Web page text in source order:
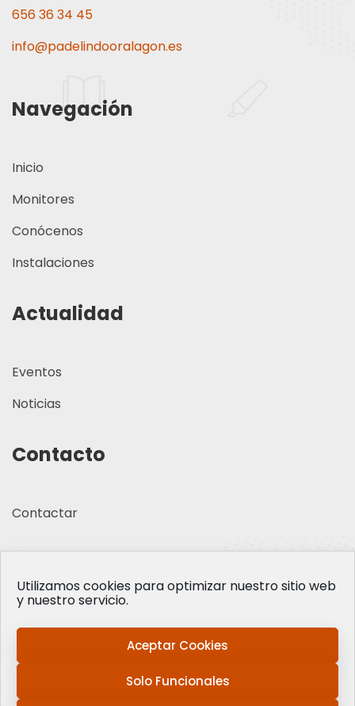
Utilizamos cookies para optimizar nuestro sitio web
y nuestro servicio.
Aceptar Cookies
Solo Funcionales
656 36 34 45
info@padelindooralagon.es
Navegación
Inicio
Monitores
Conócenos
Instalaciones
Actualidad
Eventos
Noticias
Contacto
Contactar
© Padel Indoor Alagon